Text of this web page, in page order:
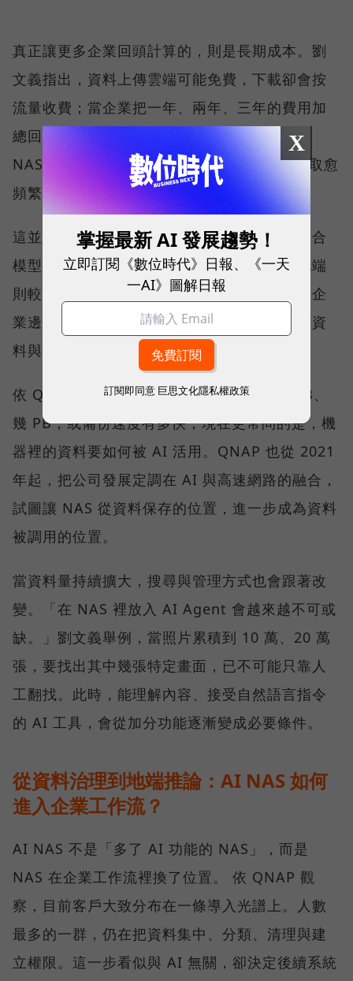
真正讓更多企業回頭計算的，則是長期成本。劉
文義指出，資料上傳雲端可能免費，下載卻會按
流量收費；當企業把一年、兩年、三年的費用加
總回推，可能會發現，購買一台同等容量的
NAS，還能使用 7-10 年。資料規模愈大、存取愈
頻繁，總持有成本的差距就愈值得評估。
這並不代表雲端與地端只能二選一。雲端仍適合
模型訓練、程式開發與波動大的工作負載；地端
則較適合高頻存取、對延遲敏感，或不能離開企
業邊界的資料。企業真正要回答的，是每一類資
料與任務應該放在哪裡。
依 QNAP 觀察，客戶過去關心的是需要幾 TB、
幾 PB，或備份速度有多快；現在更常問的是，機
器裡的資料要如何被 AI 活用。QNAP 也從 2021
年起，把公司發展定調在 AI 與高速網路的融合，
試圖讓 NAS 從資料保存的位置，進一步成為資料
被調用的位置。
當資料量持續擴大，搜尋與管理方式也會跟著改
變。「在 NAS 裡放入 AI Agent 會越來越不可或
缺。」劉文義舉例，當照片累積到 10 萬、20 萬
張，要找出其中幾張特定畫面，已不可能只靠人
工翻找。此時，能理解內容、接受自然語言指令
的 AI 工具，會從加分功能逐漸變成必要條件。
從資料治理到地端推論：AI NAS 如何
進入企業工作流？
AI NAS 不是「多了 AI 功能的 NAS」，而是
NAS 在企業工作流裡換了位置。 依 QNAP 觀
察，目前客戶大致分布在一條導入光譜上。人數
最多的一群，仍在把資料集中、分類、清理與建
立權限。這一步看似與 AI 無關，卻決定後續系統
X
掌握最新 AI 發展趨勢！
立即訂閱《數位時代》日報、《一天
一AI》圖解日報
訂閱即同意 巨思文化隱私權政策